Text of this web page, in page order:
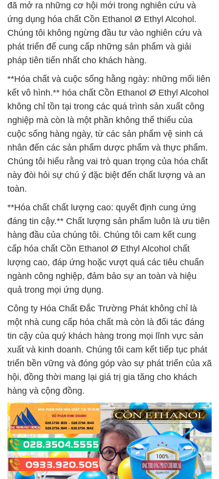
đã mở ra những cơ hội mới trong nghiên cứu và
ứng dụng hóa chất Cồn Ethanol Ø Ethyl Alcohol.
Chúng tôi không ngừng đầu tư vào nghiên cứu và
phát triển để cung cấp những sản phẩm và giải
pháp tiên tiến nhất cho khách hàng.
**Hóa chất và cuộc sống hằng ngày: những mối liên
kết vô hình.** hóa chất Cồn Ethanol Ø Ethyl Alcohol
không chỉ tồn tại trong các quá trình sản xuất công
nghiệp mà còn là một phần không thể thiếu của
cuộc sống hàng ngày, từ các sản phẩm vệ sinh cá
nhân đến các sản phẩm dược phẩm và thực phẩm.
Chúng tôi hiểu rằng vai trò quan trọng của hóa chất
này đòi hỏi sự chú ý đặc biệt đến chất lượng và an
toàn.
**Hóa chất chất lượng cao: quyết định cung ứng
đáng tin cậy.** Chất lượng sản phẩm luôn là ưu tiên
hàng đầu của chúng tôi. Chúng tôi cam kết cung
cấp hóa chất Cồn Ethanol Ø Ethyl Alcohol chất
lượng cao, đáp ứng hoặc vượt quá các tiêu chuẩn
ngành công nghiệp, đảm bảo sự an toàn và hiệu
quả trong mọi ứng dụng.
Công ty Hóa Chất Đắc Trường Phát không chỉ là
một nhà cung cấp hóa chất mà còn là đối tác đáng
tin cậy của quý khách hàng trong mọi lĩnh vực sản
xuất và kinh doanh. Chúng tôi cam kết tiếp tục phát
triển bền vững và đóng góp vào sự phát triển của xã
hội, đồng thời mang lại giá trị gia tăng cho khách
hàng và cộng đồng.